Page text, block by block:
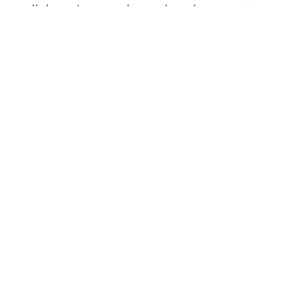
collaborazione con le scuole e alcune